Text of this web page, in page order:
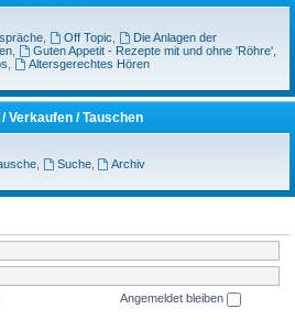
, Off Topic
Die Anlagen der
Guten Appetit - Rezepte mit und ohne 'Röhre',
Altersgerechtes Hören
Verkaufen / Tauschen
, Suche,
Archiv
Angemeldet bleiben